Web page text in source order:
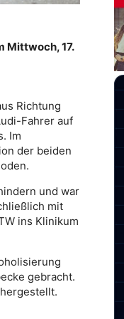
Mittwoch, 17.
Richtung
Fahrer auf
Im
der beiden
und war
mit
ins Klinikum
gebracht.